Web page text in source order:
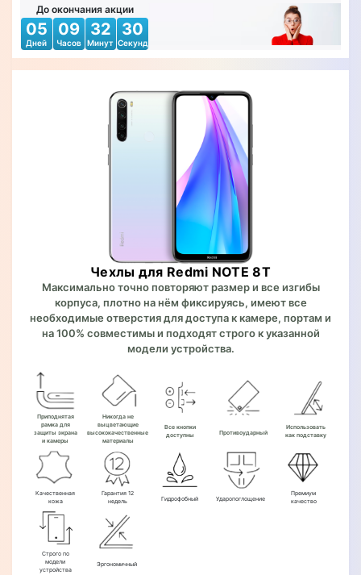
До окончания акции
05
Дней
09
Часов
32
Минут
29
Секунд
Чехлы для Redmi NOTE 8T
Максимально точно повторяют размер и все изгибы
корпуса, плотно на нём фиксируясь, имеют все
необходимые отверстия для доступа к камере, портам и
на 100% совместимы и подходят строго к указанной
модели устройства.
Приподнятая
рамка для
защиты экрана
и камеры
Никогда не
выцветающие
высококачественные
материалы
Все кнопки
доступны
Противоударный
Использовать
как подставку
Качественная
кожа
Гарантия 12
недель
Гидрофобный Ударопоглощение
Премиум
качество
Строго по
модели
устройства
Эргономичный